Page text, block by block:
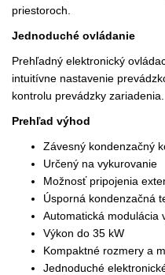
priestoroch.
Jednoduché ovládanie
Prehľadný elektronický
intuitívne nastavenie
kontrolu prevádzky zariadenia.
Prehľad výhod
Závesný kondenzačný
Určený na vykurovanie
Možnosť pripojenia
Úsporná kondenzačná
Automatická modulácia
Výkon do 35 kW
Kompaktné rozmery a
Jednoduché